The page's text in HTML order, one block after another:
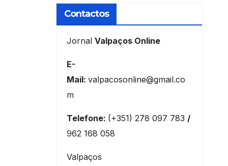
Contactos
Jornal Valpaços Online
E-
Mail: valpacosonline@gmail.co
m
Telefone: (+351) 278 097 783 /
962 168 058
Valpaços